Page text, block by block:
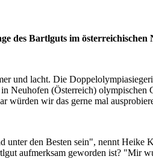
des Bartlguts im österreichischen
und lacht. Die
in Neuhofen (Österreich) olympischen
würden wir das gerne mal
unter den Besten sein", nennt
aufmerksam geworden ist? "Mir